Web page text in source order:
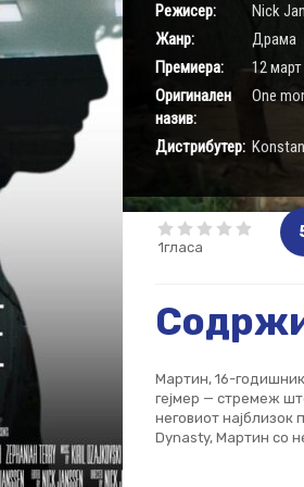
Режисер:
Nick
Жанр:
Драма
Премиера:
12
Оригинален
назив:
One
Дистрибутер:
1гласа
Мартин, 16-
гејмер — стремеж
неговиот
Dynasty, Мартин со